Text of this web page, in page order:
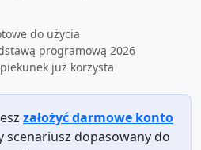
do użycia
programową 2026
już korzysta
założyć darmowe konto
scenariusz dopasowany do